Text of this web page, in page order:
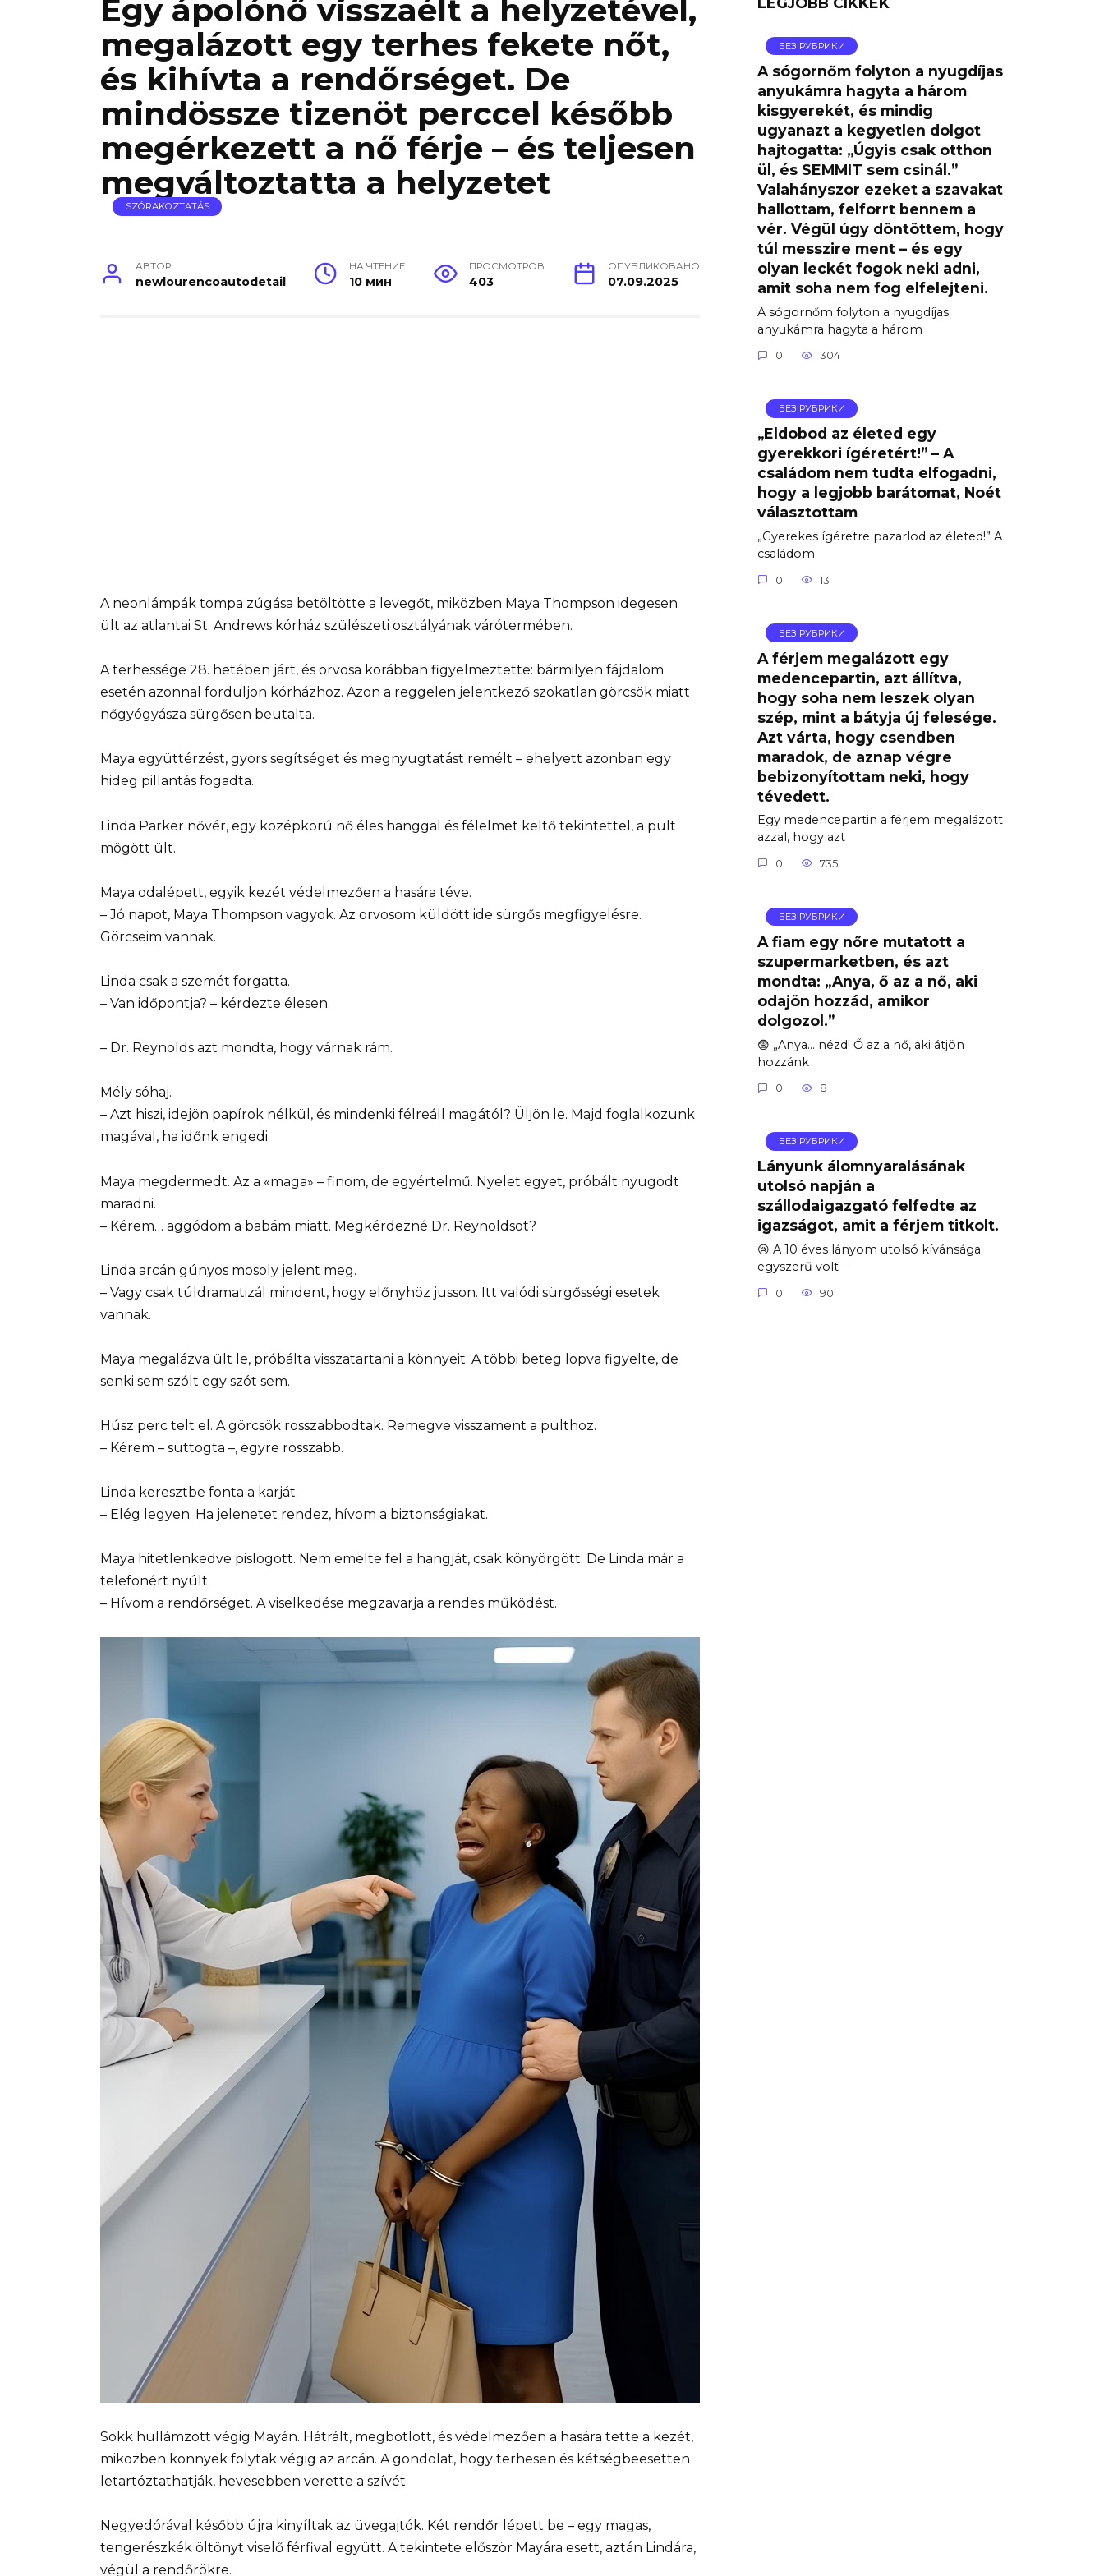
Egy ápolónő visszaélt a helyzetével,
megalázott egy terhes fekete nőt,
és kihívta a rendőrséget. De
mindössze tizenöt perccel később
megérkezett a nő férje – és teljesen
megváltoztatta a helyzetet
SZÓRAKOZTATÁS
АВТОР
newlourencoautodetail
НА ЧТЕНИЕ
10 мин
ПРОСМОТРОВ
403
ОПУБЛИКОВАНО
07.09.2025
A neonlámpák tompa zúgása betöltötte a levegőt, miközben Maya Thompson idegesen
ült az atlantai St. Andrews kórház szülészeti osztályának várótermében.
A terhessége 28. hetében járt, és orvosa korábban figyelmeztette: bármilyen fájdalom
esetén azonnal forduljon kórházhoz. Azon a reggelen jelentkező szokatlan görcsök miatt
nőgyógyásza sürgősen beutalta.
Maya együttérzést, gyors segítséget és megnyugtatást remélt – ehelyett azonban egy
hideg pillantás fogadta.
Linda Parker nővér, egy középkorú nő éles hanggal és félelmet keltő tekintettel, a pult
mögött ült.
Maya odalépett, egyik kezét védelmezően a hasára téve.
– Jó napot, Maya Thompson vagyok. Az orvosom küldött ide sürgős megfigyelésre.
Görcseim vannak.
Linda csak a szemét forgatta.
– Van időpontja? – kérdezte élesen.
– Dr. Reynolds azt mondta, hogy várnak rám.
Mély sóhaj.
– Azt hiszi, idejön papírok nélkül, és mindenki félreáll magától? Üljön le. Majd foglalkozunk
magával, ha időnk engedi.
Maya megdermedt. Az a «maga» – finom, de egyértelmű. Nyelet egyet, próbált nyugodt
maradni.
– Kérem… aggódom a babám miatt. Megkérdezné Dr. Reynoldsot?
Linda arcán gúnyos mosoly jelent meg.
– Vagy csak túldramatizál mindent, hogy előnyhöz jusson. Itt valódi sürgősségi esetek
vannak.
Maya megalázva ült le, próbálta visszatartani a könnyeit. A többi beteg lopva figyelte, de
senki sem szólt egy szót sem.
Húsz perc telt el. A görcsök rosszabbodtak. Remegve visszament a pulthoz.
– Kérem – suttogta –, egyre rosszabb.
Linda keresztbe fonta a karját.
– Elég legyen. Ha jelenetet rendez, hívom a biztonságiakat.
Maya hitetlenkedve pislogott. Nem emelte fel a hangját, csak könyörgött. De Linda már a
telefonért nyúlt.
– Hívom a rendőrséget. A viselkedése megzavarja a rendes működést.
Sokk hullámzott végig Mayán. Hátrált, megbotlott, és védelmezően a hasára tette a kezét,
miközben könnyek folytak végig az arcán. A gondolat, hogy terhesen és kétségbeesetten
letartóztathatják, hevesebben verette a szívét.
Negyedórával később újra kinyíltak az üvegajtók. Két rendőr lépett be – egy magas,
tengerészkék öltönyt viselő férfival együtt. A tekintete először Mayára esett, aztán Lindára,
végül a rendőrökre.
БЕЗ РУБРИКИ
A sógornőm folyton a nyugdíjas
anyukámra hagyta a három
kisgyerekét, és mindig
ugyanazt a kegyetlen dolgot
hajtogatta: „Úgyis csak otthon
ül, és SEMMIT sem csinál.”
Valahányszor ezeket a szavakat
hallottam, felforrt bennem a
vér. Végül úgy döntöttem, hogy
túl messzire ment – ​​és egy
olyan leckét fogok neki adni,
amit soha nem fog elfelejteni.
A sógornőm folyton a nyugdíjas
anyukámra hagyta a három
0 304
БЕЗ РУБРИКИ
„Eldobod az életed egy
gyerekkori ígéretért!” – A
családom nem tudta elfogadni,
hogy a legjobb barátomat, Noét
választottam
„Gyerekes ígéretre pazarlod az életed!” A
családom
0 13
БЕЗ РУБРИКИ
A férjem megalázott egy
medencepartin, azt állítva,
hogy soha nem leszek olyan
szép, mint a bátyja új felesége.
Azt várta, hogy csendben
maradok, de aznap végre
bebizonyítottam neki, hogy
tévedett.
Egy medencepartin a férjem megalázott
azzal, hogy azt
0 735
БЕЗ РУБРИКИ
A fiam egy nőre mutatott a
szupermarketben, és azt
mondta: „Anya, ő az a nő, aki
odajön hozzád, amikor
dolgozol.”
😨 „Anya… nézd! Ő az a nő, aki átjön
hozzánk
0 8
БЕЗ РУБРИКИ
Lányunk álomnyaralásának
utolsó napján a
szállodaigazgató felfedte az
igazságot, amit a férjem titkolt.
😢 A 10 éves lányom utolsó kívánsága
egyszerű volt –
0 90